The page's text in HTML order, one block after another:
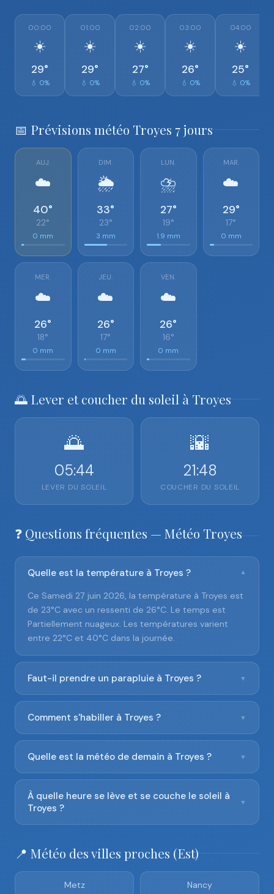
00:00
☀️
29°
💧 0%
01:00
☀️
29°
💧 0%
02:00
☀️
27°
💧 0%
03:00
☀️
26°
💧 0%
04:00
☀️
25°
💧 0%
📅 Prévisions météo Troyes 7 jours
AUJ.
☁️
40°
22°
0 mm
DIM.
🌦️
33°
23°
3 mm
LUN.
⛈️
27°
19°
1.9 mm
MAR.
☁️
29°
17°
0 mm
MER.
☁️
26°
18°
0 mm
JEU.
☁️
26°
17°
0 mm
VEN.
☁️
26°
16°
0 mm
🌅 Lever et coucher du soleil à Troyes
🌅
05:44
LEVER DU SOLEIL
🌇
21:48
COUCHER DU SOLEIL
❓ Questions fréquentes — Météo Troyes
Quelle est la température à Troyes ? ▼
Ce Samedi 27 juin 2026, la température à Troyes est
de 23°C avec un ressenti de 26°C. Le temps est
Partiellement nuageux. Les températures varient
entre 22°C et 40°C dans la journée.
Faut-il prendre un parapluie à Troyes ? ▼
Comment s'habiller à Troyes ? ▼
Quelle est la météo de demain à Troyes ? ▼
À quelle heure se lève et se couche le soleil à
Troyes ?
▼
📍 Météo des villes proches (Est)
Metz Nancy